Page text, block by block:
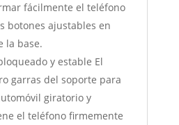
fácilmente el teléfono
botones ajustables en
la base.
y estable El
garras del soporte para
giratorio y
el teléfono firmemente